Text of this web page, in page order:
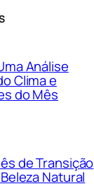
Análise
Clima e
do Mês
de Transição
Natural